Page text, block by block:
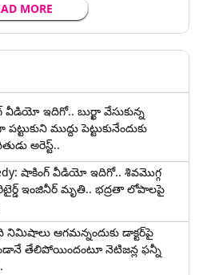
MORE
వీడియో ఇదిగో.. బుర్ఖా వేసుకున్న
ముద్దు పెట్టుకునేందుకు
అరెస్ట్..
షాకింగ్ వీడియో ఇదిగో.. శివమొగ్గ
ఇంజినీర్ మృతి.. భద్రతా లోపాలపై
నిమిషాలు ఆగమన్నందుకు డాక్టర్‌పై
తేలిపోయిందంటూ నెటిజన్ల ఫన్నీ